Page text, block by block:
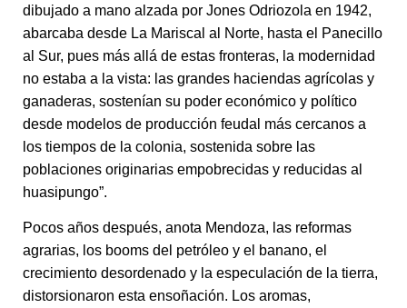
dibujado a mano alzada por Jones Odriozola en 1942,
abarcaba desde La Mariscal al Norte, hasta el Panecillo
al Sur, pues más allá de estas fronteras, la modernidad
no estaba a la vista: las grandes haciendas agrícolas y
ganaderas, sostenían su poder económico y político
desde modelos de producción feudal más cercanos a
los tiempos de la colonia, sostenida sobre las
poblaciones originarias empobrecidas y reducidas al
huasipungo”.
Pocos años después, anota Mendoza, las reformas
agrarias, los booms del petróleo y el banano, el
crecimiento desordenado y la especulación de la tierra,
distorsionaron esta ensoñación. Los aromas,